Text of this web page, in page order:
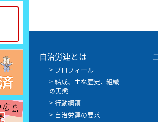
自治労連とは
プロフィール
結成、主な歴史、組織
の実態
行動綱領
自治労連の要求